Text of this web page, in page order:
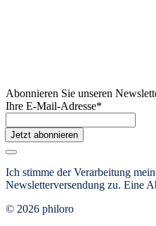
Abonnieren Sie unseren
Ihre E-Mail-Adresse*
Jetzt abonnieren
Ich stimme der Verarbeitung
Newsletterversendung zu. Eine
© 2026 philoro